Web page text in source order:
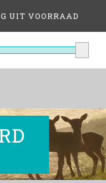
UIT VOORRAAD